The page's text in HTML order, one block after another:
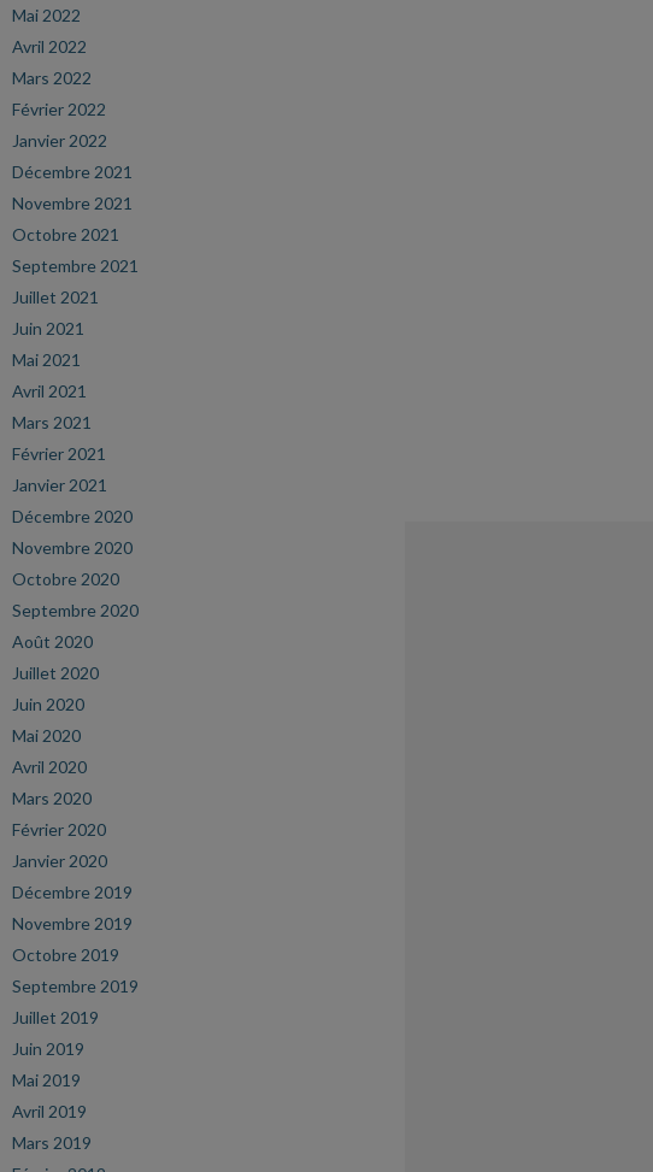
Mai 2022
Avril 2022
Mars 2022
Février 2022
Janvier 2022
Décembre 2021
Novembre 2021
Octobre 2021
Septembre 2021
Juillet 2021
Juin 2021
Mai 2021
Avril 2021
Mars 2021
Février 2021
Janvier 2021
Décembre 2020
Novembre 2020
Octobre 2020
Septembre 2020
Août 2020
Juillet 2020
Juin 2020
Mai 2020
Avril 2020
Mars 2020
Février 2020
Janvier 2020
Décembre 2019
Novembre 2019
Octobre 2019
Septembre 2019
Juillet 2019
Juin 2019
Mai 2019
Avril 2019
Mars 2019